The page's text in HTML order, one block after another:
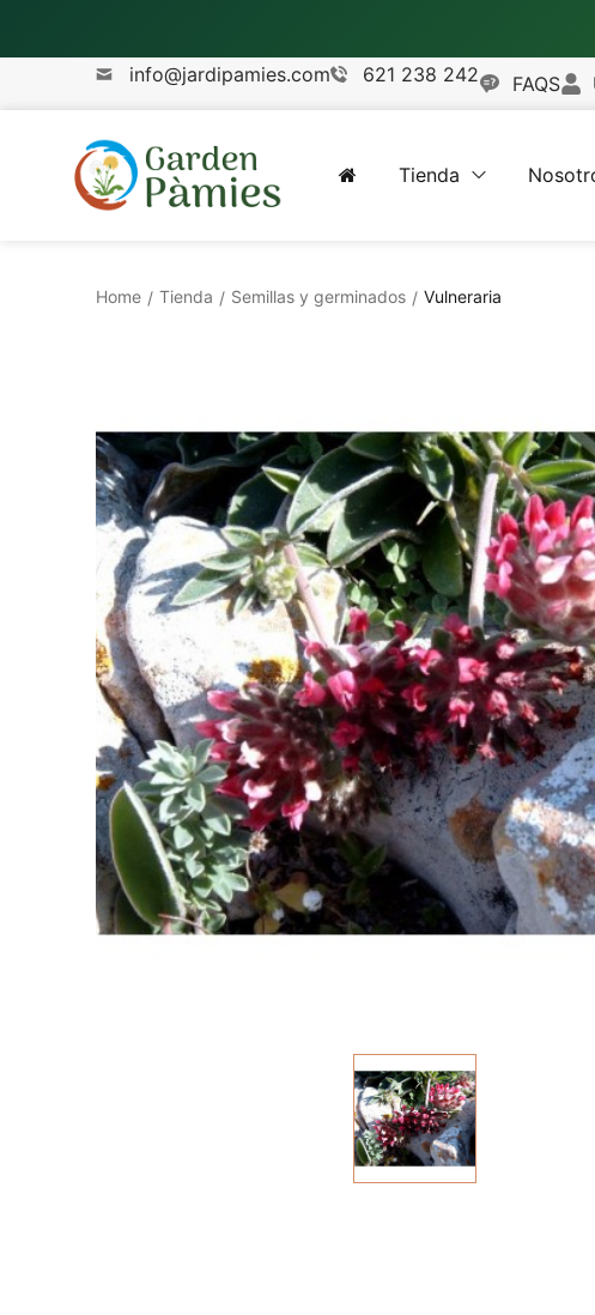
info@jardipamies.com
621 238 242 FAQS
Tienda
Home / Tienda / Semillas y germinados / Vulneraria